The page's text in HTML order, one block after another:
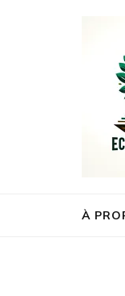
À